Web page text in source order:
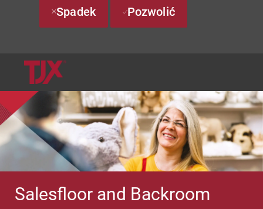
Spadek Pozwolić
Salesfloor and Backroom